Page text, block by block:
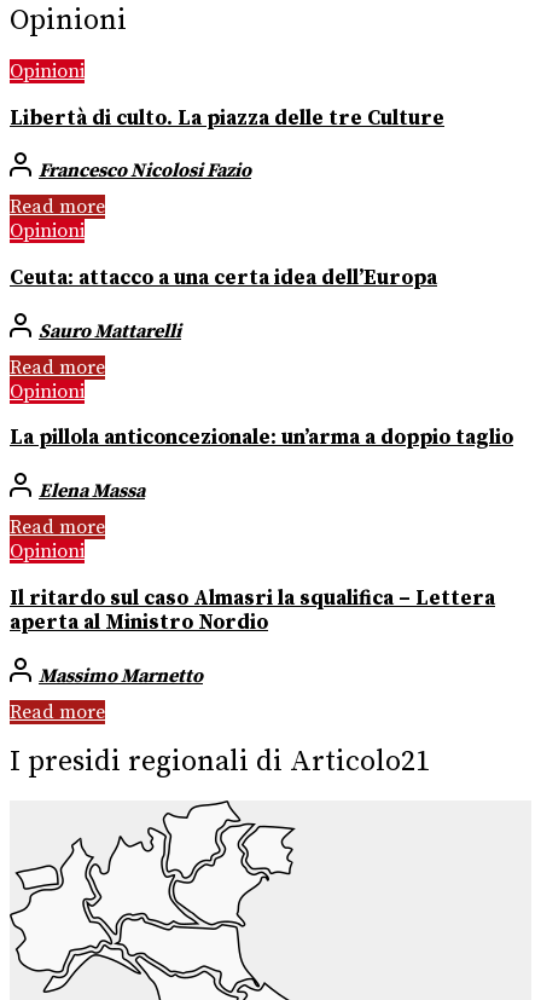
Opinioni
Opinioni
Libertà di culto. La piazza delle tre Culture
Francesco Nicolosi Fazio
Read more
Opinioni
Ceuta: attacco a una certa idea dell’Europa
Sauro Mattarelli
Read more
Opinioni
La pillola anticoncezionale: un’arma a doppio taglio
Elena Massa
Read more
Opinioni
Il ritardo sul caso Almasri la squalifica – Lettera
aperta al Ministro Nordio
Massimo Marnetto
Read more
I presidi regionali di Articolo21